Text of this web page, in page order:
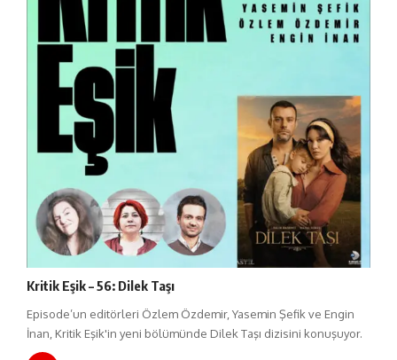
Kritik Eşik – 56: Dilek Taşı
Episode’un editörleri Özlem Özdemir, Yasemin Şefik ve Engin
İnan, Kritik Eşik'in yeni bölümünde Dilek Taşı dizisini konuşuyor.